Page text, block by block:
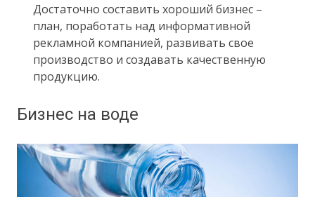
Достаточно составить хороший бизнес –
план, поработать над информативной
рекламной компанией, развивать свое
производство и создавать качественную
продукцию.
Бизнес на воде